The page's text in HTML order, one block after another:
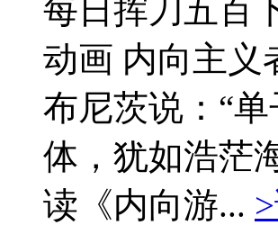
每日挥刀五百
动画 内向主义
布尼茨说：“
体，犹如浩茫
读《内向游...